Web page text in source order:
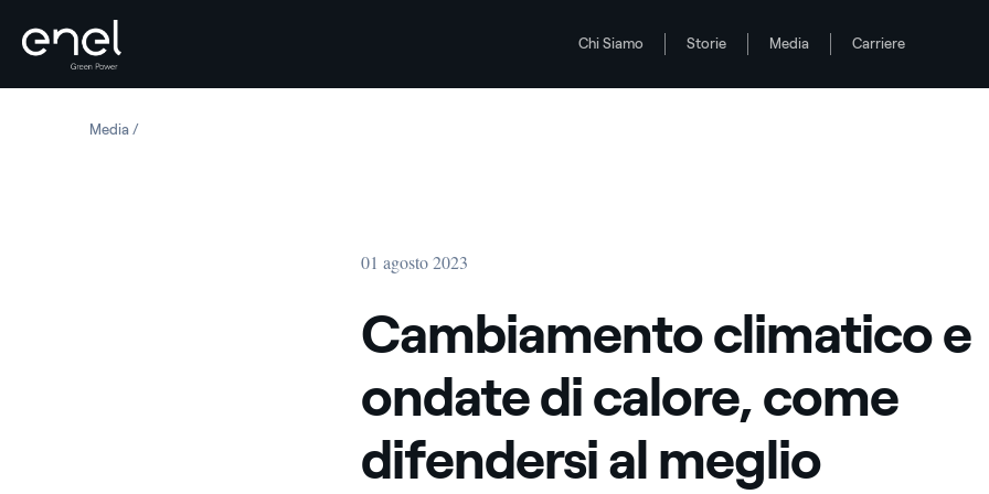
Chi Siamo Storie Media Carriere
MediaCambiamento climatico e ondate di calore, come difendersi al meglio
01 agosto 2023
Cambiamento climatico e
ondate di calore, come
difendersi al meglio